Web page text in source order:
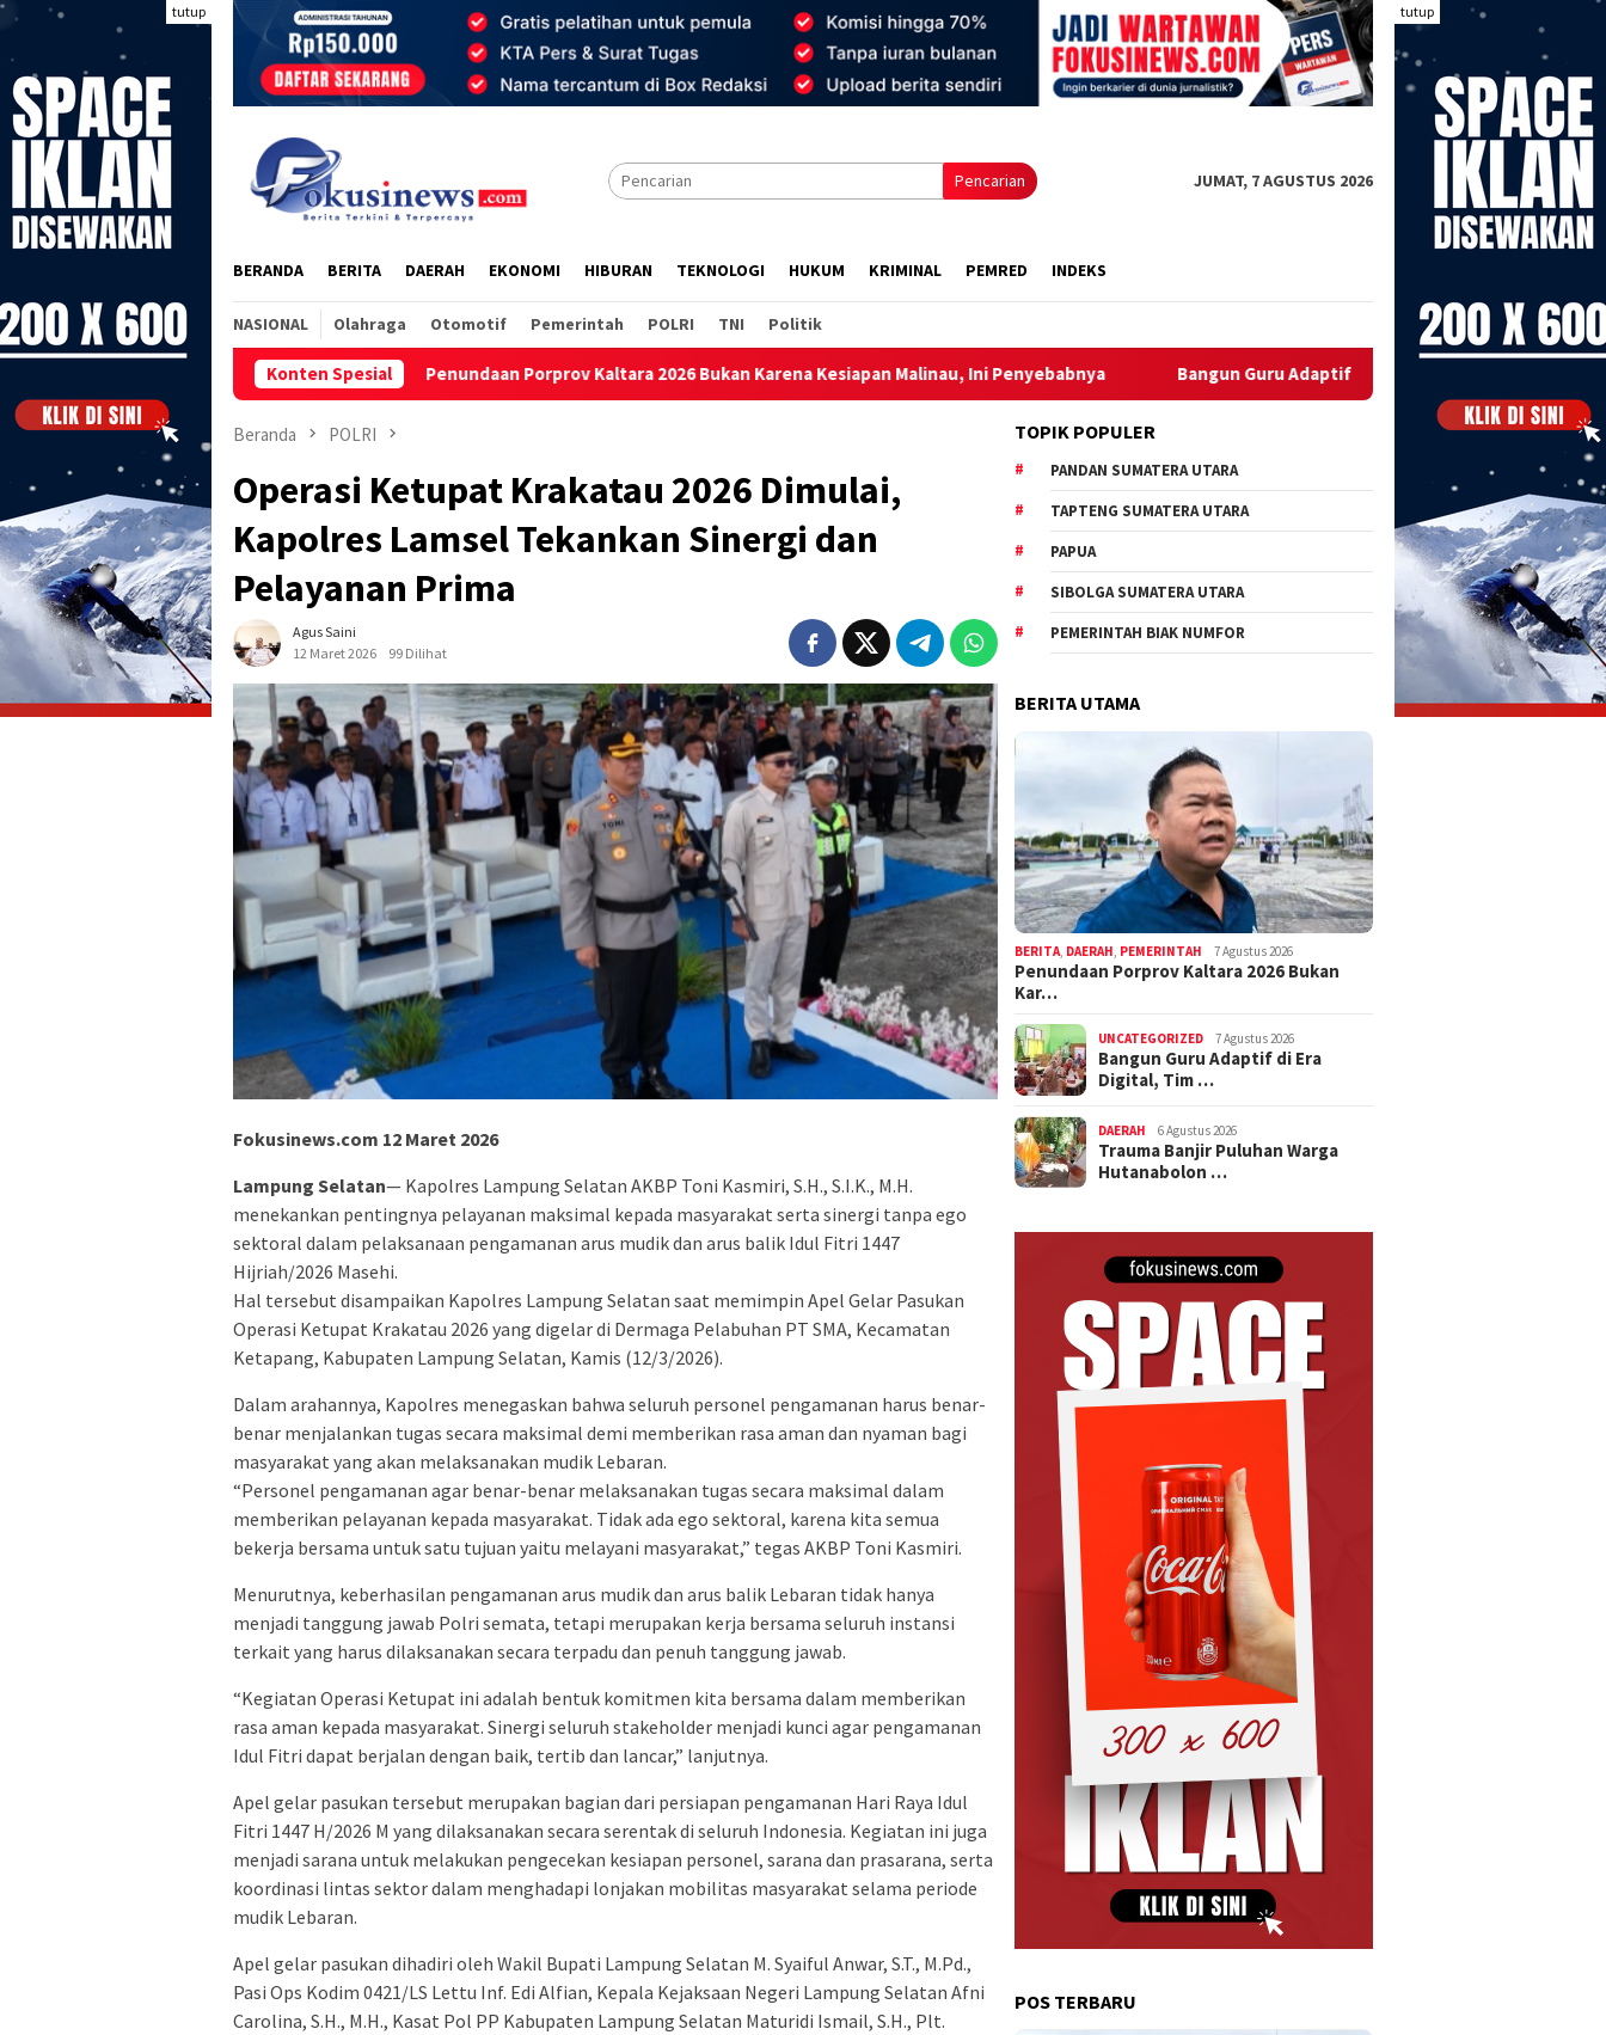
Loncat
konten
tutup tutup
Pencarian JUMAT, 7 AGUSTUS 2026
BERANDA BERITA DAERAH EKONOMI HIBURAN TEKNOLOGI HUKUM KRIMINAL PEMRED INDEKS
NASIONAL Olahraga Otomotif Pemerintah POLRI TNI Politik
Konten Spesial
Penundaan Porprov Kaltara 2026 Bukan Karena Kesiapan Malinau, Ini Penyebabnya Bangun Guru Adaptif di Era Digital, Tim Pengabdian Universitas
Beranda POLRI
Operasi Ketupat Krakatau 2026 Dimulai,
Kapolres Lamsel Tekankan Sinergi dan
Pelayanan Prima
Agus Saini
12 Maret 2026
99 Dilihat
Fokusinews.com 12 Maret 2026
Lampung Selatan— Kapolres Lampung Selatan AKBP Toni Kasmiri, S.H., S.I.K., M.H.
menekankan pentingnya pelayanan maksimal kepada masyarakat serta sinergi tanpa ego
sektoral dalam pelaksanaan pengamanan arus mudik dan arus balik Idul Fitri 1447
Hijriah/2026 Masehi.
Hal tersebut disampaikan Kapolres Lampung Selatan saat memimpin Apel Gelar Pasukan
Operasi Ketupat Krakatau 2026 yang digelar di Dermaga Pelabuhan PT SMA, Kecamatan
Ketapang, Kabupaten Lampung Selatan, Kamis (12/3/2026).
Dalam arahannya, Kapolres menegaskan bahwa seluruh personel pengamanan harus benar-
benar menjalankan tugas secara maksimal demi memberikan rasa aman dan nyaman bagi
masyarakat yang akan melaksanakan mudik Lebaran.
“Personel pengamanan agar benar-benar melaksanakan tugas secara maksimal dalam
memberikan pelayanan kepada masyarakat. Tidak ada ego sektoral, karena kita semua
bekerja bersama untuk satu tujuan yaitu melayani masyarakat,” tegas AKBP Toni Kasmiri.
Menurutnya, keberhasilan pengamanan arus mudik dan arus balik Lebaran tidak hanya
menjadi tanggung jawab Polri semata, tetapi merupakan kerja bersama seluruh instansi
terkait yang harus dilaksanakan secara terpadu dan penuh tanggung jawab.
“Kegiatan Operasi Ketupat ini adalah bentuk komitmen kita bersama dalam memberikan
rasa aman kepada masyarakat. Sinergi seluruh stakeholder menjadi kunci agar pengamanan
Idul Fitri dapat berjalan dengan baik, tertib dan lancar,” lanjutnya.
Apel gelar pasukan tersebut merupakan bagian dari persiapan pengamanan Hari Raya Idul
Fitri 1447 H/2026 M yang dilaksanakan secara serentak di seluruh Indonesia. Kegiatan ini juga
menjadi sarana untuk melakukan pengecekan kesiapan personel, sarana dan prasarana, serta
koordinasi lintas sektor dalam menghadapi lonjakan mobilitas masyarakat selama periode
mudik Lebaran.
Apel gelar pasukan dihadiri oleh Wakil Bupati Lampung Selatan M. Syaiful Anwar, S.T., M.Pd.,
Pasi Ops Kodim 0421/LS Lettu Inf. Edi Alfian, Kepala Kejaksaan Negeri Lampung Selatan Afni
Carolina, S.H., M.H., Kasat Pol PP Kabupaten Lampung Selatan Maturidi Ismail, S.H., Plt.
TOPIK POPULER
PANDAN SUMATERA UTARA
TAPTENG SUMATERA UTARA
PAPUA
SIBOLGA SUMATERA UTARA
PEMERINTAH BIAK NUMFOR
BERITA UTAMA
BERITA, DAERAH, PEMERINTAH 7 Agustus 2026
Penundaan Porprov Kaltara 2026 Bukan
Kar…
UNCATEGORIZED 7 Agustus 2026
Bangun Guru Adaptif di Era
Digital, Tim …
DAERAH 6 Agustus 2026
Trauma Banjir Puluhan Warga
Hutanabolon …
POS TERBARU